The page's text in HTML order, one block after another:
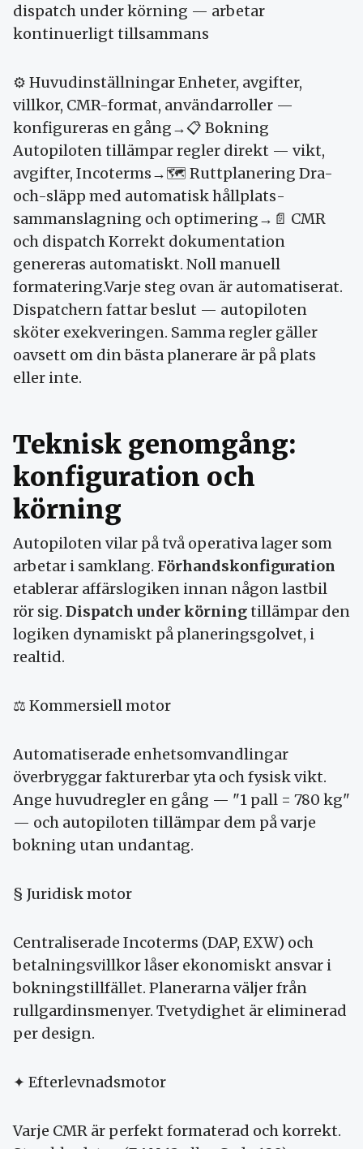
dispatch under körning — arbetar
kontinuerligt tillsammans
⚙ Huvud­inställningar Enheter, avgifter,
villkor, CMR-format, användar­roller —
konfigureras en gång→📋 Bokning
Autopiloten tillämpar regler direkt — vikt,
avgifter, Incoterms→🗺 Rutt­planering Dra-
och-släpp med automatisk hållplats­
sammanslagning och optimering→📄 CMR
och dispatch Korrekt dokumentation
genereras automatiskt. Noll manuell
formatering.Varje steg ovan är automatiserat.
Dispatcher­n fattar beslut — autopiloten
sköter exekveringen. Samma regler gäller
oavsett om din bästa planerare är på plats
eller inte.
Teknisk genomgång:
konfiguration och
körning
Autopiloten vilar på två operativa lager som
arbetar i samklang. Förhandskonfiguration
etablerar affärs­logiken innan någon lastbil
rör sig. Dispatch under körningtillämpar den
logiken dynamiskt på planerings­golvet, i
realtid.
⚖ Kommersiell motor
Automatiserade enhets­omvandlingar
överbryggar fak­turerbar yta och fysisk vikt.
Ange huvud­regler en gång — "1 pall = 780 kg"
— och autopiloten tillämpar dem på varje
bokning utan undantag.
§ Juridisk motor
Central­iserade Incoterms (DAP, EXW) och
betalnings­villkor låser ekonomiskt ansvar i
bokningstillfället. Planerarna väljer från
rullgardins­menyer. Tvetydighet är eliminerad
per design.
✦ Efterlevnads­motor
Varje CMR är perfekt formaterad och korrekt.